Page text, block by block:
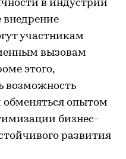
в индустрии
внедрение
участникам
вызовам
этого,
возможность
обменяться опытом
бизнес-
развития